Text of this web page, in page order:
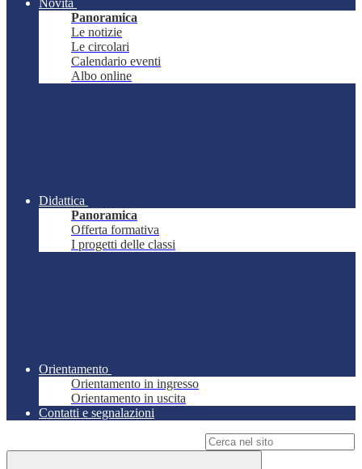
Novità
Panoramica
Le notizie
Le circolari
Calendario eventi
Albo online
Didattica
Panoramica
Offerta formativa
I progetti delle classi
Orientamento
Orientamento in ingresso
Orientamento in uscita
Contatti e segnalazioni